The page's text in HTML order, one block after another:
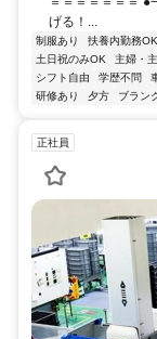
げる！...
制服あり 扶養内勤務OK
土日祝のみOK
主婦・
シフト自由
学歴不問
研修あり
夕方 ブラン
正社員